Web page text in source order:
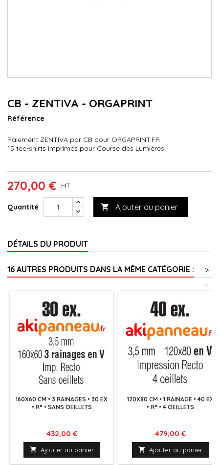
CB - ZENTIVA - ORGAPRINT
Référence
Paiement ZENTIVA par CB pour ORGAPRINT.FR
15 tee-shirts imprimés pour Course des Lumières
270,00 € HT
Quantité  Ajouter au panier
DÉTAILS DU PRODUIT
16 AUTRES PRODUITS DANS LA MÊME CATÉGORIE :
>
<
160X60 CM • 3 RAINAGES • 30 EX
• R° • SANS OEILLETS
Prix
432,00 €
 Ajouter au panier
120X80 CM • 1 RAINAGE • 40 EX
• R° • 4 OEILLETS
Prix
479,00 €
 Ajouter au panier